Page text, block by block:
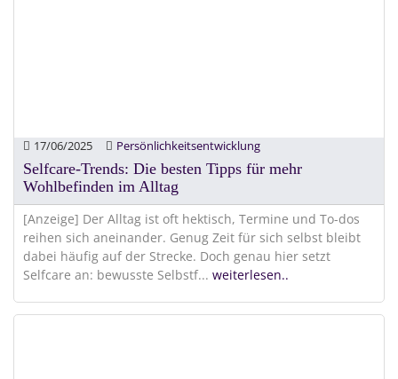
17/06/2025 Persönlichkeitsentwicklung
Selfcare-Trends: Die besten Tipps für mehr
Wohlbefinden im Alltag
[Anzeige] Der Alltag ist oft hektisch, Termine und To-dos
reihen sich aneinander. Genug Zeit für sich selbst bleibt
dabei häufig auf der Strecke. Doch genau hier setzt
Selfcare an: bewusste Selbstf... weiterlesen..